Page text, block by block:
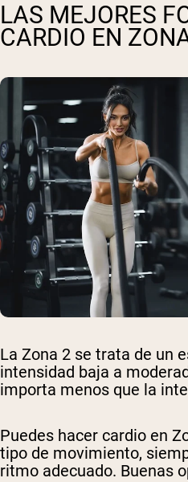
LAS MEJORES
CARDIO EN
La Zona 2 se trata de un
intensidad baja a
importa menos que la
Puedes hacer cardio en
tipo de movimiento,
ritmo adecuado. Buenas